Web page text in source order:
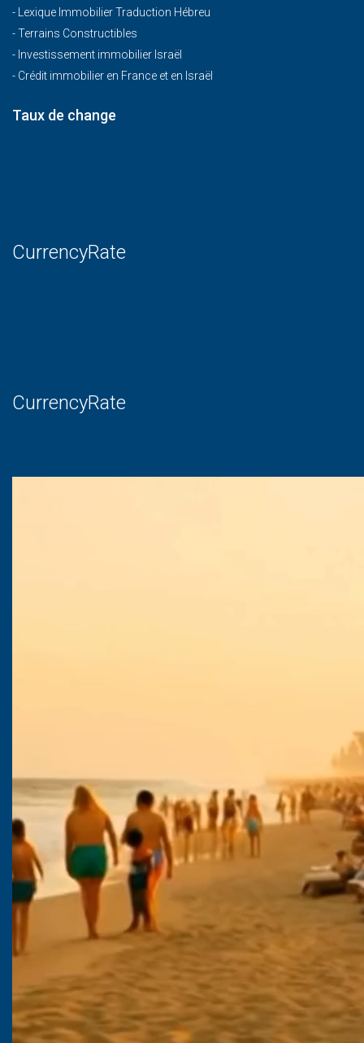
-
Lexique Immobilier Traduction Hébreu
-Terrains Constructibles
- Investissement immobilier Israël
- Crédit immobilier en France et en Israël
Taux de change
CurrencyRate
CurrencyRate